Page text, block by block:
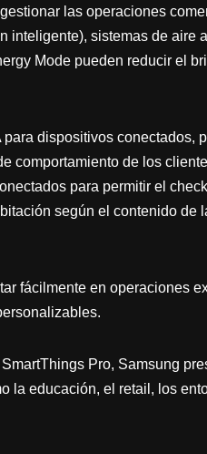
las operaciones
inteligente), sistemas de aire
Mode pueden reducir el
dispositivos conectados,
comportamiento de los
para permitir el
según el contenido de
fácilmente en operaciones
Pro, Samsung
la educación, el retail, los